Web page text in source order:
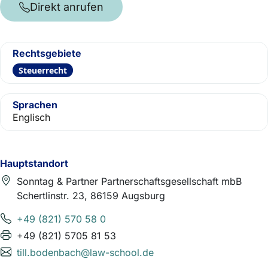
Hauptstandort
Sonntag & Partner Partnerschaftsgesellschaft mbB
Schertlinstr. 23, 86159 Augsburg
+49 (821) 570 58 0
+49 (821) 5705 81 53
till.bodenbach@law-school.de
Direkt anrufen
Rechtsgebiete
Steuerrecht
Sprachen
Englisch